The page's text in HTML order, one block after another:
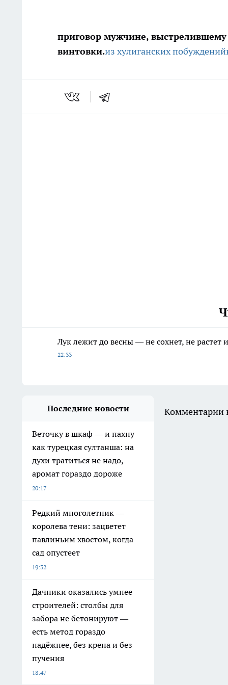
приговор мужчине,
винтовки.из хулиганских побуждений
Лук лежит до весны — не сохнет, не
22:33
Последние новости
Веточку в шкаф — и пахну
как турецкая султанша: на
духи тратиться не надо,
аромат гораздо дороже
20:17
Редкий многолетник —
королева тени: зацветет
павлиньим хвостом, когда
сад опустеет
19:32
Дачники оказались умнее
строителей: столбы для
забора не бетонируют —
есть метод гораздо
надёжнее, без крена и без
пучения
18:47
Комментарии